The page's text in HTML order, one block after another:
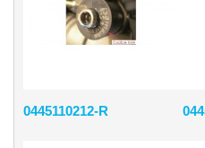
0445110212-R